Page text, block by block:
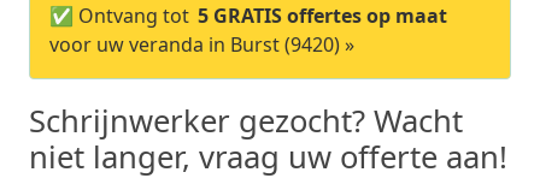
✅ Ontvang tot 5 GRATIS offertes op maat
voor uw veranda in Burst (9420) »
Schrijnwerker gezocht? Wacht
niet langer, vraag uw offerte aan!